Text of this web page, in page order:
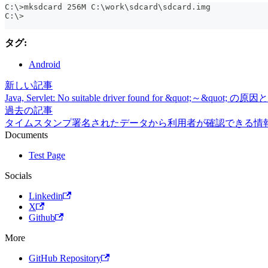
C:\>mksdcard 256M C:\work\sdcard\sdcard.img
C:\>
タグ:
Android
新しい記事
Java, Servlet: No suitable driver found for &quot;～&quot; の原因
過去の記事
タイムスタンプ署名されたデータから利用者が確認できる情
Documents
Test Page
Socials
Linkedin
X
Github
More
GitHub Repository